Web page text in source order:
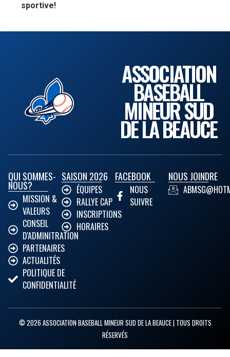
sportive!
ASSOCIATION
BASEBALL
MINEUR SUD
DE LA BEAUCE
QUI SOMMES-
NOUS?
MISSION &
VALEURS
CONSEIL
D'ADMINITRATION
PARTENAIRES
ACTUALITÉS
POLITIQUE DE
CONFIDENTIALITÉ
SAISON 2026
ÉQUIPES
RALLYE CAP
INSCRIPTIONS
HORAIRES
FACEBOOK
NOUS
SUIVRE
NOUS JOINDRE
© 2026 ASSOCIATION BASEBALL MINEUR SUD DE LA BEAUCE | TOUS DROITS
RÉSERVÉS